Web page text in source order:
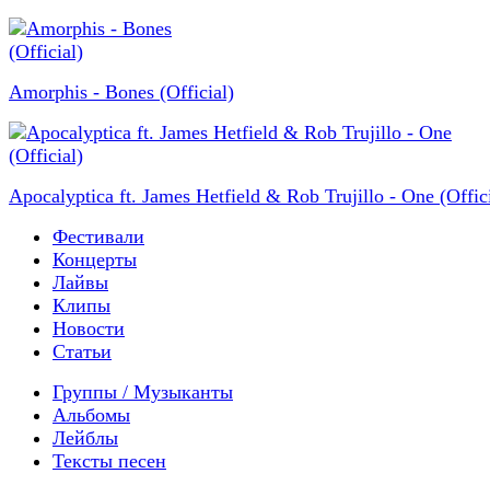
Amorphis - Bones (Official)
Apocalyptica ft. James Hetfield & Rob Trujillo - One
Фестивали
Концерты
Лайвы
Клипы
Новости
Статьи
Группы / Музыканты
Альбомы
Лейблы
Тексты песен